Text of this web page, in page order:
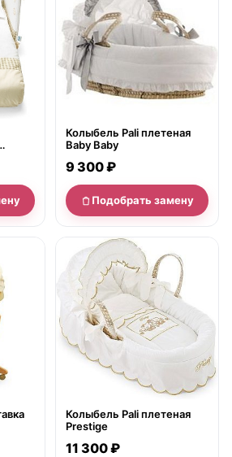
Колыбель Pali плетеная
Baby Baby
9 300 ₽
Подобрать замену
нет в продаже
Колыбель Pali плетеная
Prestige
11 300 ₽